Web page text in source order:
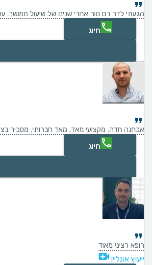
הגעתי לדר רם מור אחרי שנים של שיעול ממושך. עשיתי את כל הבדיקות האפשריות,
חיוג
אבחנה חדה, מקצועי מאד, מאד חברותי, מסביר
חיוג
רופא רציני מאוד
ייעוץ אונליין